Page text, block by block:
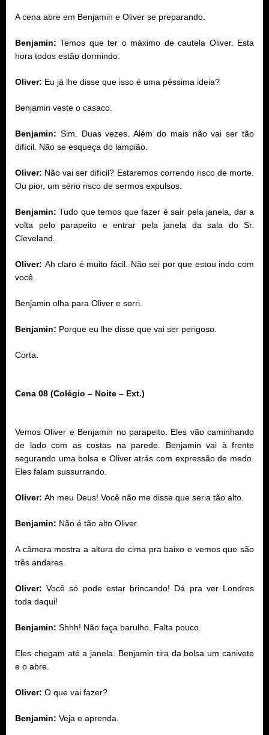
A cena abre em Benjamin e Oliver se preparando.
Benjamin: Temos que ter o máximo de cautela Oliver. Esta
hora todos estão dormindo.
Oliver: Eu já lhe disse que isso é uma péssima ideia?
Benjamin veste o casaco.
Benjamin: Sim. Duas vezes. Além do mais não vai ser tão
difícil. Não se esqueça do lampião.
Oliver: Não vai ser difícil? Estaremos correndo risco de morte.
Ou pior, um sério risco de sermos expulsos.
Benjamin: Tudo que temos que fazer é sair pela janela, dar a
volta pelo parapeito e entrar pela janela da sala do Sr.
Cleveland.
Oliver: Ah claro é muito fácil. Não sei por que estou indo com
você.
Benjamin olha para Oliver e sorri.
Benjamin: Porque eu lhe disse que vai ser perigoso.
Corta.
Cena 08 (Colégio – Noite – Ext.)
Vemos Oliver e Benjamin no parapeito. Eles vão caminhando
de lado com as costas na parede. Benjamin vai à frente
segurando uma bolsa e Oliver atrás com expressão de medo.
Eles falam sussurrando.
Oliver: Ah meu Deus! Você não me disse que seria tão alto.
Benjamin: Não é tão alto Oliver.
A câmera mostra a altura de cima pra baixo e vemos que são
três andares.
Oliver: Você só pode estar brincando! Dá pra ver Londres
toda daqui!
Benjamin: Shhh! Não faça barulho. Falta pouco.
Eles chegam até a janela. Benjamin tira da bolsa um canivete
e o abre.
Oliver: O que vai fazer?
Benjamin: Veja e aprenda.